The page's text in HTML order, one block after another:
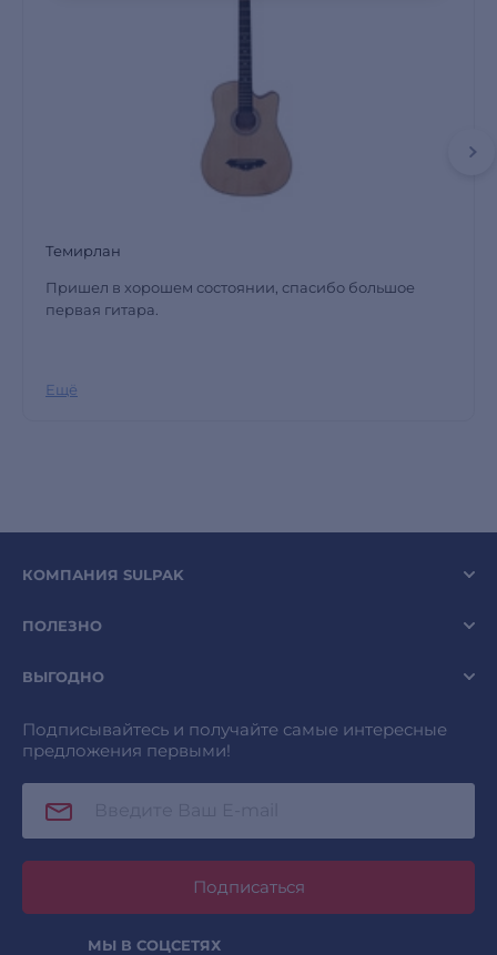
Темирлан
Пришел в хорошем состоянии, спасибо большое
первая гитара.
Ещё
КОМПАНИЯ SULPAK
ПОЛЕЗНО
ВЫГОДНО
Подписывайтесь и получайте самые интересные
предложения первыми!
Подписаться
МЫ В СОЦСЕТЯХ